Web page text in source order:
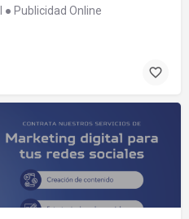
● Publicidad Online